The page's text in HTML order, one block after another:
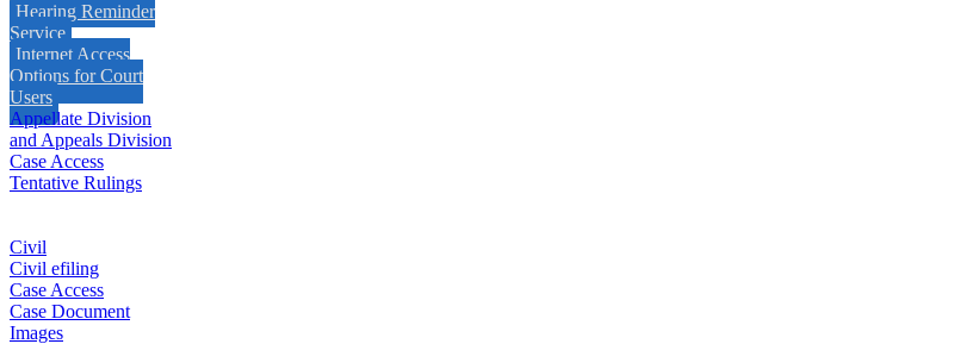
Hearing Reminder
Service
Internet Access
Options for Court
Users
Appellate Division
and Appeals Division
Case Access
Tentative Rulings
Civil
Civil efiling
Case Access
Case Document
Images